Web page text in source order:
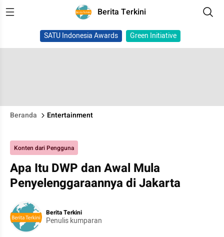
Berita Terkini
SATU Indonesia Awards Green Initiative
Beranda Entertainment
Konten dari Pengguna
Apa Itu DWP dan Awal Mula
Penyelenggaraannya di Jakarta
Berita Terkini
Penulis kumparan